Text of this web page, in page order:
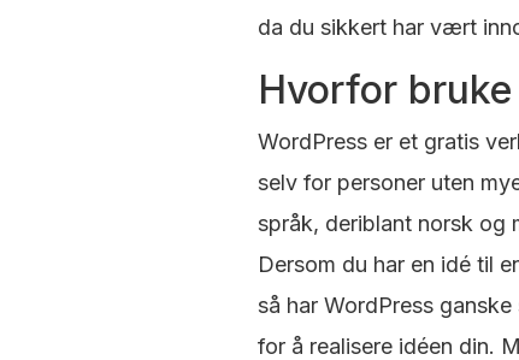
da du sikkert har vært
Hvorfor bruke
WordPress er et gratis
selv for personer uten
språk, deriblant norsk og
Dersom du har en idé til
så har WordPress
for å realisere idéen din.